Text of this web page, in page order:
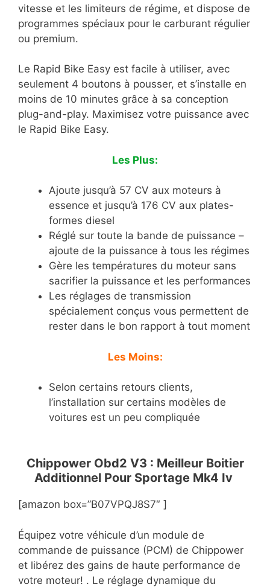
vitesse et les limiteurs de régime, et dispose de
programmes spéciaux pour le carburant régulier
ou premium.
Le Rapid Bike Easy est facile à utiliser, avec
seulement 4 boutons à pousser, et s’installe en
moins de 10 minutes grâce à sa conception
plug-and-play. Maximisez votre puissance avec
le Rapid Bike Easy.
Les Plus:
Ajoute jusqu’à 57 CV aux moteurs à
essence et jusqu’à 176 CV aux plates-
formes diesel
Réglé sur toute la bande de puissance –
ajoute de la puissance à tous les régimes
Gère les températures du moteur sans
sacrifier la puissance et les performances
Les réglages de transmission
spécialement conçus vous permettent de
rester dans le bon rapport à tout moment
Les Moins:
Selon certains retours clients,
l’installation sur certains modèles de
voitures est un peu compliquée
Chippower Obd2 V3 : Meilleur Boitier
Additionnel Pour Sportage Mk4 Iv
[amazon box=”B07VPQJ8S7″ ]
Équipez votre véhicule d’un module de
commande de puissance (PCM) de Chippower
et libérez des gains de haute performance de
votre moteur! . Le réglage dynamique du